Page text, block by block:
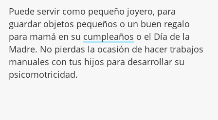
Puede servir como pequeño joyero, para
guardar objetos pequeños o un buen regalo
para mamá en su cumpleaños o el Día de la
Madre. No pierdas la ocasión de hacer trabajos
manuales con tus hijos para desarrollar su
psicomotricidad.